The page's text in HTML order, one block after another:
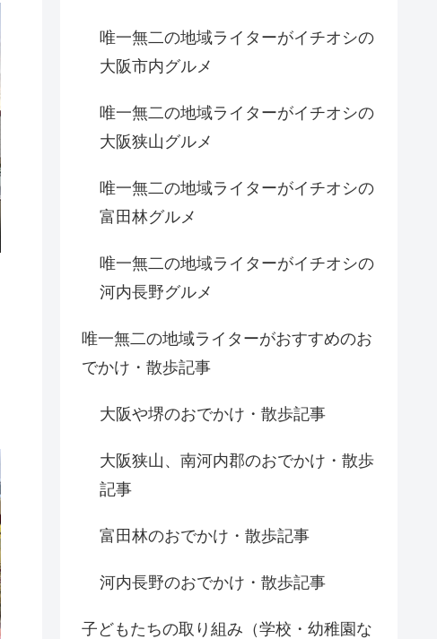
唯一無二の地域ライターがイチオシの
大阪市内グルメ
唯一無二の地域ライターがイチオシの
大阪狭山グルメ
唯一無二の地域ライターがイチオシの
富田林グルメ
唯一無二の地域ライターがイチオシの
河内長野グルメ
唯一無二の地域ライターがおすすめのお
でかけ・散歩記事
大阪や堺のおでかけ・散歩記事
大阪狭山、南河内郡のおでかけ・散歩
記事
富田林のおでかけ・散歩記事
河内長野のおでかけ・散歩記事
子どもたちの取り組み（学校・幼稚園な